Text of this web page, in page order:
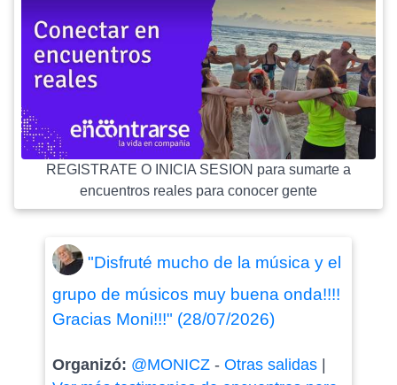
REGISTRATE O INICIA SESION para sumarte a
encuentros reales para conocer gente
"Disfruté mucho de la música y el
grupo de músicos muy buena onda!!!!
Gracias Moni!!!" (28/07/2026)
Organizó: @MONICZ- Otras salidas|